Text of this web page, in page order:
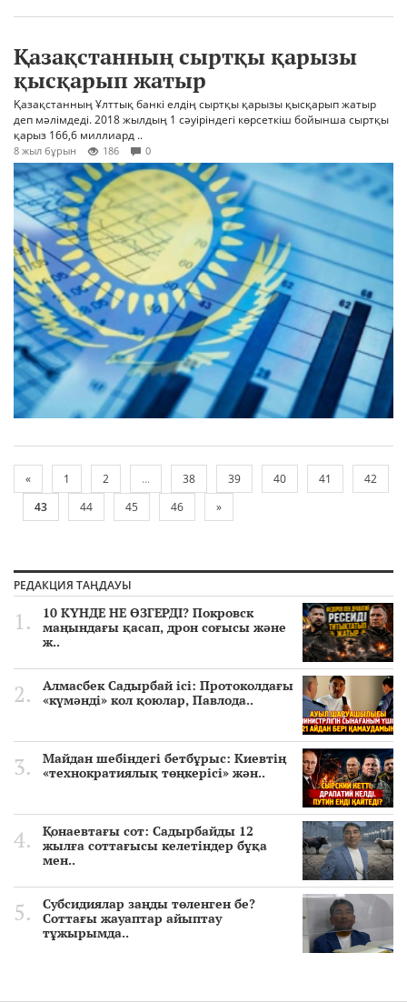
Қазақстанның сыртқы қарызы
қысқарып жатыр
Қазақстанның Ұлттық банкі елдің сыртқы қарызы қысқарып жатыр
деп мәлімдеді. 2018 жылдың 1 сәуіріндегі көрсеткіш бойынша сыртқы
қарыз 166,6 миллиард ..
8 жыл бұрын 186 0
« 1 2 ... 38 39 40 41
42
43
44 45 46 »
РЕДАКЦИЯ ТАҢДАУЫ
10 КҮНДЕ НЕ ӨЗГЕРДІ? Покровск
маңындағы қасап, дрон соғысы және
ж..
Алмасбек Садырбай ісі: Протоколдағы
«күмәнді» кол қоюлар, Павлода..
Майдан шебіндегі бетбұрыс: Киевтің
«технократиялық төңкерісі» жән..
Қонаевтағы сот: Садырбайды 12
жылға соттағысы келетіндер бұқа
мен..
Субсидиялар заңды төленген бе?
Соттағы жауаптар айыптау
тұжырымда..